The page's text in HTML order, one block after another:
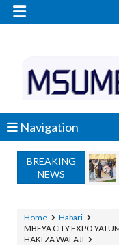

Navigation
BREAKING
NEWS
Home
Habari
MBEYA CITY EXPO
HAKI ZA WALAJI